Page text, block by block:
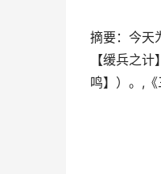
摘要：今天
【缓兵之
鸣】）。,